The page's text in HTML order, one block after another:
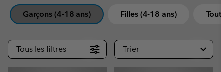
SKIP
TO
Garçons (4-18 ans) Filles (4-18 ans)
Tous les filtres Trier